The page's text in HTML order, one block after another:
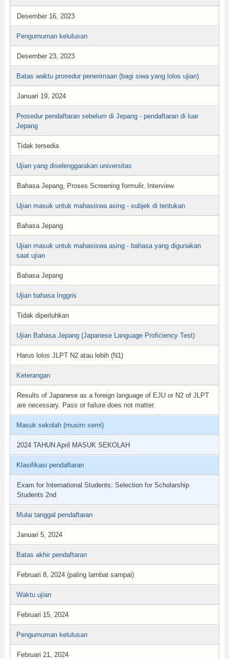
Desember 16, 2023
Pengumuman kelulusan
Desember 23, 2023
Batas waktu prosedur penerimaan (bagi siwa yang lolos ujian)
Januari 19, 2024
Prosedur pendaftaran sebelum di Jepang - pendaftaran di luar
Jepang
Tidak tersedia
Ujian yang diselenggarakan universitas
Bahasa Jepang, Proses Screening formulir, Interview
Ujian masuk untuk mahasiswa asing - subjek di tentukan
Bahasa Jepang
Ujian masuk untuk mahasiswa asing - bahasa yang digunakan
saat ujian
Bahasa Jepang
Ujian bahasa Inggris
Tidak diperluhkan
Ujian Bahasa Jepang (Japanese Language Proficiency Test)
Harus lolos JLPT N2 atau lebih (N1)
Keterangan
Results of Japanese as a foreign language of EJU or N2 of JLPT
are necessary. Pass or failure does not matter.
Masuk sekolah (musim semi)
2024 TAHUN April MASUK SEKOLAH
Klasifikasi pendaftaran
Exam for International Students; Selection for Scholarship
Students 2nd
Mulai tanggal pendaftaran
Januari 5, 2024
Batas akhir pendaftaran
Februari 8, 2024 (paling lambat sampai)
Waktu ujian
Februari 15, 2024
Pengumuman kelulusan
Februari 21, 2024